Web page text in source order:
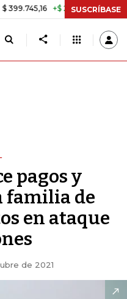
+$ 2.295,71 +0,58%
SUSCRÍBASE
pagos y
familia de
en ataque
de 2021